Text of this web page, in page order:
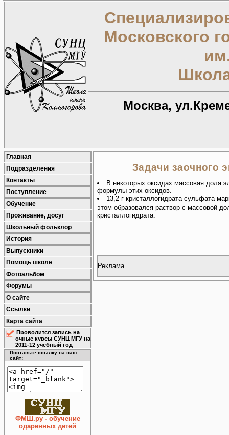
Московского
Москва,
Главная
Подразделения
Контакты
Поступление
Обучение
Проживание, досуг
Школьный фольклор
История
Выпускники
Помощь школе
Фотоальбом
Форумы
О сайте
Ссылки
Карта сайта
Проводится запись на
очные курсы СУНЦ МГУ на
2011-12 учебный год
Поставьте ссылку на наш
сайт:
ФМШ.ру - обучение
одаренных детей
Задачи заочного
В некоторых оксидах массовая доля
формулы этих оксидов.
13,2 г кристаллогидрата сульфата
этом образовался раствор с массовой
кристаллогидрата.
Реклама